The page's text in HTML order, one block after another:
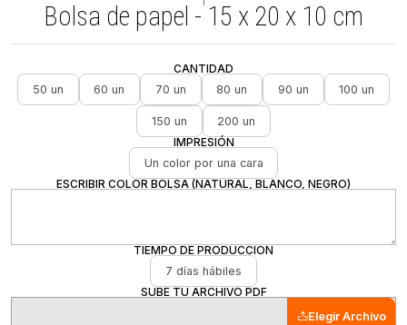
Bolsa de papel - 15 x 20 x 10 cm
CANTIDAD
50 un
60 un 70 un 80 un 90 un 100 un
150 un
200 un
IMPRESIÓN
Un color por una cara
ESCRIBIR COLOR BOLSA (NATURAL, BLANCO, NEGRO)
TIEMPO DE PRODUCCIÓN
7 días hábiles
SUBE TU ARCHIVO PDF
Elegir Archivo